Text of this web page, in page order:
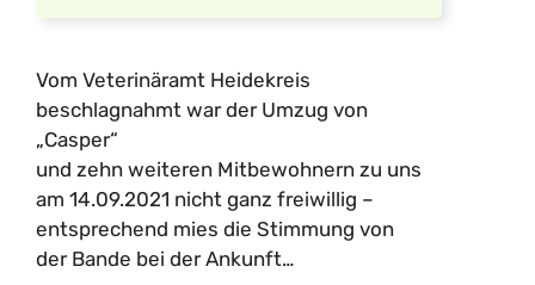
Vom Veterinäramt Heidekreis
beschlagnahmt war der Umzug von
„Casper“
und zehn weiteren Mitbewohnern zu uns
am 14.09.2021 nicht ganz freiwillig –
entsprechend mies die Stimmung von
der Bande bei der Ankunft…